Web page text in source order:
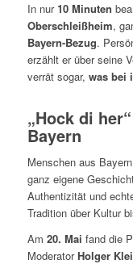
In nur 10 Minuten
Oberschleißheim,
Bayern-Bezug.
erzählt er über seine
verrät sogar, was bei
„Hock di
Bayern
Menschen aus
ganz eigene
Authentizität und
Tradition über Kultur
Am 20. Mai fand die
Moderator Holger